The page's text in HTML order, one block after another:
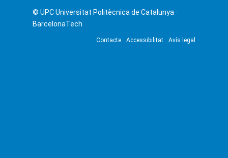
© UPCUniversitat Politècnica de Catalunya ·
BarcelonaTech
Contacte Accessibilitat Avís legal